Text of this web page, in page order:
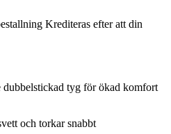
Krediteras efter att din
tyg för ökad komfort
och torkar snabbt